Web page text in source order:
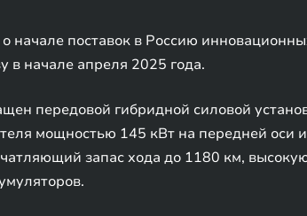
о начале поставок в Россию
в начале апреля 2025 года.
передовой гибридной силовой
мощностью 145 кВт на передней оси
запас хода до 1180 км,